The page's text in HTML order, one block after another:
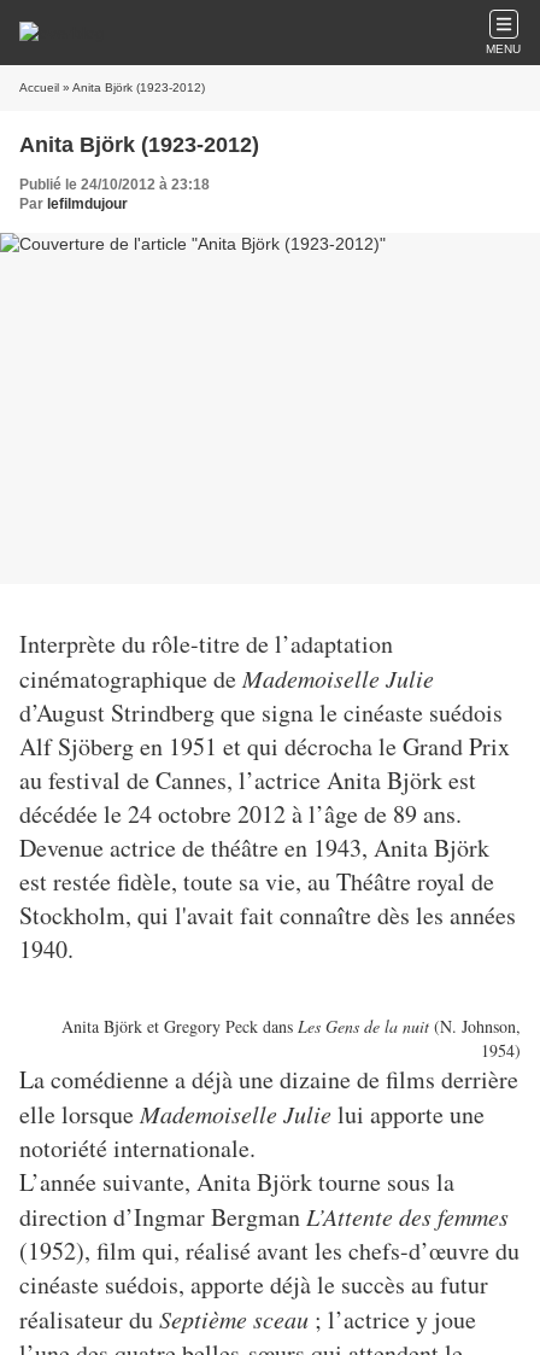
MENU
Accueil » Anita Björk (1923-2012)
Anita Björk (1923-2012)
Publié le 24/10/2012 à 23:18
Par lefilmdujour
Interprète du rôle-titre de l’adaptation
cinématographique deMademoiselle Julie
d’August Strindberg que signa le cinéaste suédois
Alf Sjöberg en 1951 et qui décrocha le Grand Prix
au festival de Cannes, l’actrice Anita Björk est
décédée le 24 octobre 2012 à l’âge de 89 ans.
Devenue actrice de théâtre en 1943, Anita Björk
est restée fidèle, toute sa vie, au Théâtre royal de
Stockholm, qui l'avait fait connaître dès les années
1940.
Anita Björk et Gregory Peck dans Les Gens de la nuit (N. Johnson,
1954)
La comédienne a déjà une dizaine de films derrière
elle lorsqueMademoiselle Julielui apporte une
notoriété internationale.
L’année suivante, Anita Björk tourne sous la
direction d’Ingmar Bergman L’Attente des femmes
(1952), film qui, réalisé avant les chefs-d’œuvre du
cinéaste suédois, apporte déjà le succès au futur
réalisateur duSeptième sceau ; l’actrice y joue